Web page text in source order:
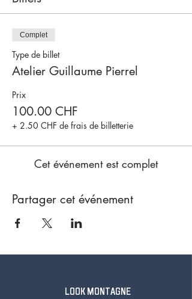
Complet
Type de billet
Atelier Guillaume Pierrel
Prix
100.00 CHF
+ 2.50 CHF de frais de billetterie
Cet événement est complet
Partager cet événement
LOOK MONTAGNE